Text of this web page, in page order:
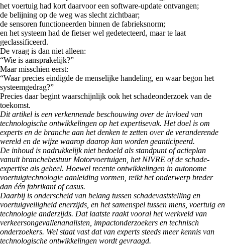
het voertuig had kort daarvoor een software-update ontvangen;
de belijning op de weg was slecht zichtbaar;
de sensoren functioneerden binnen de fabrieksnorm;
en het systeem had de fietser wel gedetecteerd, maar te laat
geclassificeerd.
De vraag is dan niet alleen:
“Wie is aansprakelijk?”
Maar misschien eerst:
“Waar precies eindigde de menselijke handeling, en waar begon het
systeemgedrag?”
Precies daar begint waarschijnlijk ook het schadeonderzoek van de
toekomst.
Dit artikel is een verkennende beschouwing over de invloed van
technologische ontwikkelingen op het expertisevak. Het doel is om
experts en de branche aan het denken te zetten over de veranderende
wereld en de wijze waarop daarop kan worden geanticipeerd.
De inhoud is nadrukkelijk niet bedoeld als standpunt of actieplan
vanuit branchebestuur Motorvoertuigen, het NIVRE of de schade-
expertise als geheel. Hoewel recente ontwikkelingen in autonome
voertuigtechnologie aanleiding vormen, reikt het onderwerp breder
dan één fabrikant of casus.
Daarbij is onderscheid van belang tussen schadevaststelling en
voertuigveiligheid enerzijds, en het samenspel tussen mens, voertuig en
technologie anderzijds. Dat laatste raakt vooral het werkveld van
verkeersongevallenanalisten, impactonderzoekers en technisch
onderzoekers. Wel staat vast dat van experts steeds meer kennis van
technologische ontwikkelingen wordt gevraagd.